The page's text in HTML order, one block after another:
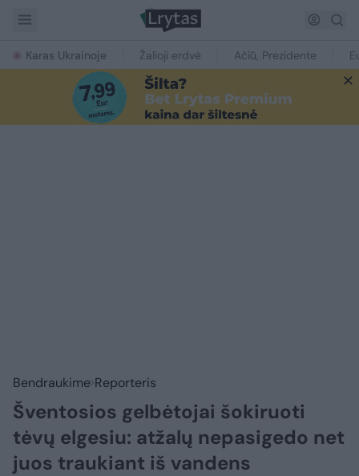
Karas Ukrainoje Žalioji erdvė Ačiū, Prezidente
Bendraukime Reporteris
Šventosios gelbėtojai šokiruoti
tėvų elgesiu: atžalų nepasigedo net
juos traukiant iš vandens